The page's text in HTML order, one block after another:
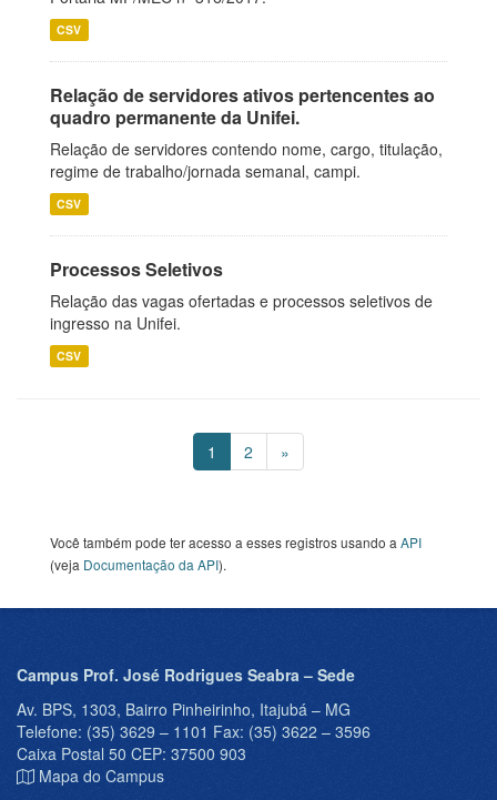
CSV
Relação de servidores ativos pertencentes ao
quadro permanente da Unifei.
Relação de servidores contendo nome, cargo, titulação,
regime de trabalho/jornada semanal, campi.
CSV
Processos Seletivos
Relação das vagas ofertadas e processos seletivos de
ingresso na Unifei.
CSV
1 2 »
Você também pode ter acesso a esses registros usando a API
(veja Documentação da API).
Campus Prof. José Rodrigues Seabra – Sede
Av. BPS, 1303, Bairro Pinheirinho, Itajubá – MG
Telefone: (35) 3629 – 1101 Fax: (35) 3622 – 3596
Caixa Postal 50 CEP: 37500 903
Mapa do Campus